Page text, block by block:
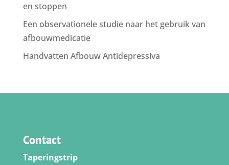
en stoppen
Een observationele studie naar het gebruik van
afbouwmedicatie
Handvatten Afbouw Antidepressiva
Contact
Taperingstrip